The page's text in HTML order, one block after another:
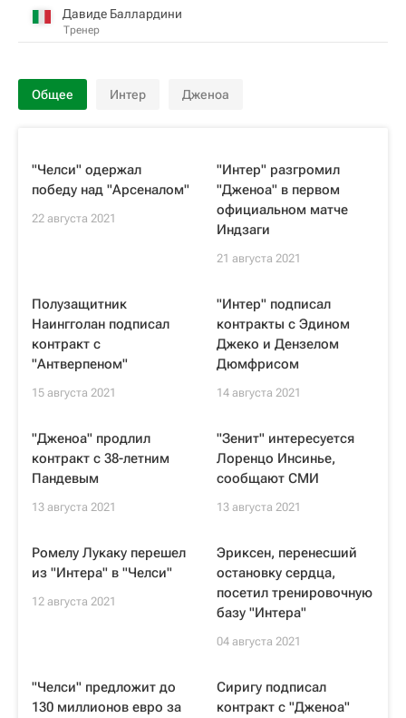
Давиде Баллардини
Тренер
Общее Интер Дженоа
"Челси" одержал
победу над "Арсеналом"
22 августа 2021
"Интер" разгромил
"Дженоа" в первом
официальном матче
Индзаги
21 августа 2021
Полузащитник
Наингголан подписал
контракт с
"Антверпеном"
15 августа 2021
"Интер" подписал
контракты с Эдином
Джеко и Дензелом
Дюмфрисом
14 августа 2021
"Дженоа" продлил
контракт с 38-летним
Пандевым
13 августа 2021
"Зенит" интересуется
Лоренцо Инсинье,
сообщают СМИ
13 августа 2021
Ромелу Лукаку перешел
из "Интера" в "Челси"
12 августа 2021
Эриксен, перенесший
остановку сердца,
посетил тренировочную
базу "Интера"
04 августа 2021
"Челси" предложит до
130 миллионов евро за
Сиригу подписал
контракт с "Дженоа"